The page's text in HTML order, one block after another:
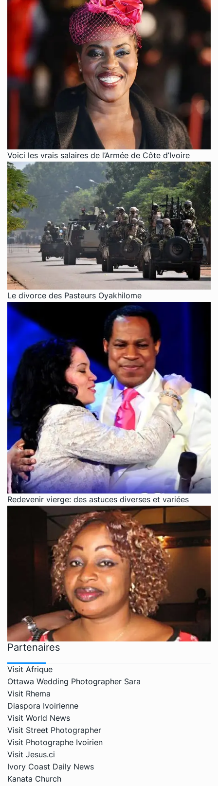
Voici les vrais salaires de l’Armée de Côte d’Ivoire
Le divorce des Pasteurs Oyakhilome
Redevenir vierge: des astuces diverses et variées
Partenaires
Visit Afrique
Ottawa Wedding Photographer Sara
Visit Rhema
Diaspora Ivoirienne
Visit World News
Visit Street Photographer
Visit Photographe Ivoirien
Visit Jesus.ci
Ivory Coast Daily News
Kanata Church